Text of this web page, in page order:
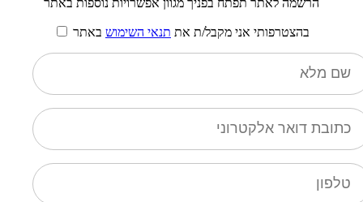
בהצטרפותי אני מקבל/ת את תנאי השימוש באתר